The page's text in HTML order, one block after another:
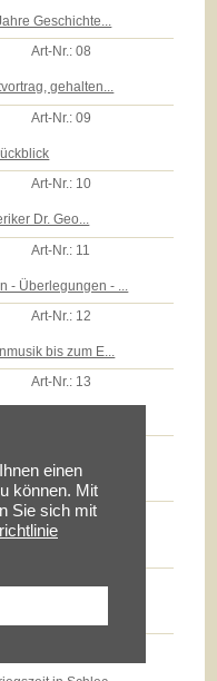
einen
können. Mit
Sie sich mit
Geschichte...
Art-Nr.:08
gehalten...
Art-Nr.:09
Art-Nr.: 10
Dr. Geo...
Art-Nr.: 11
- Überlegungen - ...
Art-Nr.: 12
bis zum E...
Art-Nr.: 13
auf dem Sc...
Art-Nr.:15